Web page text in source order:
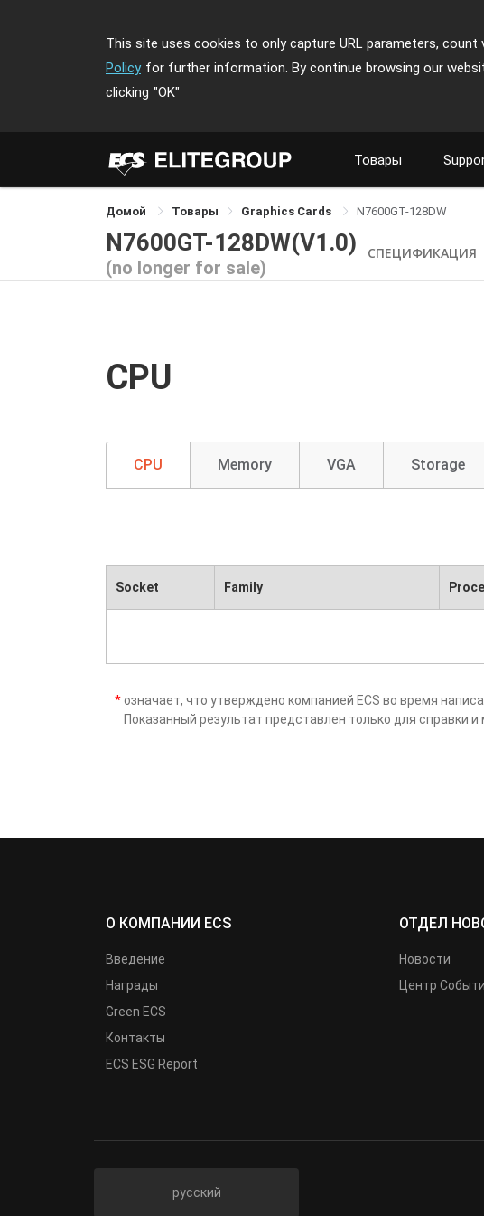
This site uses cookies to only capture URL parameters,
Policy for further information. By continue browsing our
clicking "OK"
Товары
Домой Товары Graphics Cards N7600GT-128DW
N7600GT-128DW(V1.0)
(no longer for sale)
СПЕЦИФИКАЦИЯ
CPU
CPU Memory VGA Storage
Socket Family
* означает, что утверждено компанией ECS во время
Показанный результат представлен только для справки
О КОМПАНИИ ECS
Введение
Награды
Green ECS
Контакты
ECS ESG Report
ОТДЕЛ
Новости
Центр
русский